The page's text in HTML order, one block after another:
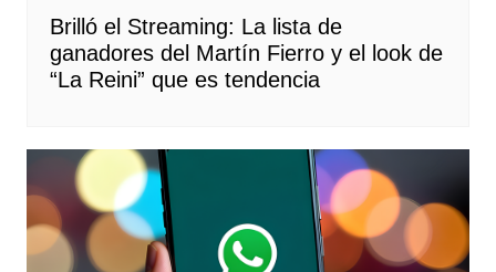
Brilló el Streaming: La lista de
ganadores del Martín Fierro y el look de
“La Reini” que es tendencia